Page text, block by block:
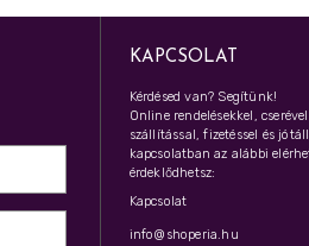
KAPCSOLAT
Kérdésed van? Segítünk!
Online rendelésekkel,
szállítással, fizetéssel és
kapcsolatban az alábbi
érdeklődhetsz:
Kapcsolat
info@shoperia.hu